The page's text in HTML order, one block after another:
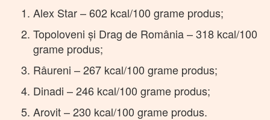
Alex Star – 602 kcal/100 grame produs;
Topoloveni și Drag de România – 318 kcal/100
grame produs;
Râureni – 267 kcal/100 grame produs;
Dinadi – 246 kcal/100 grame produs;
Arovit – 230 kcal/100 grame produs.